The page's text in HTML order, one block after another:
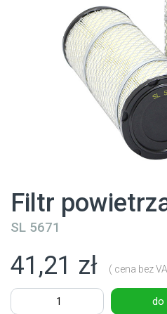
Filtr
SL 5671
41,21 zł ( cena bez
do